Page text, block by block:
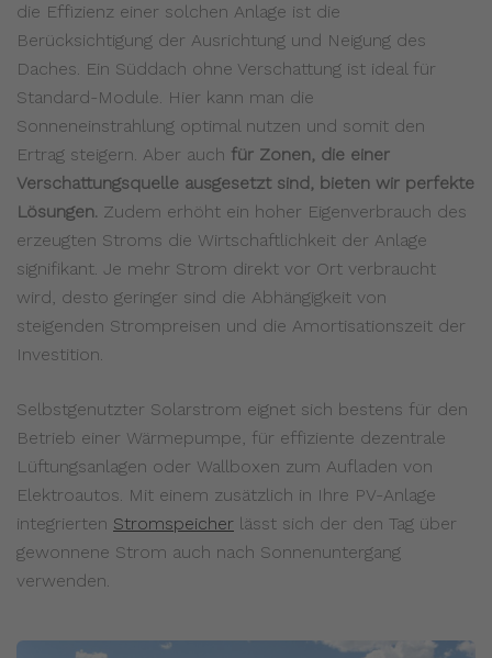
die Effizienz einer solchen Anlage ist die
Berücksichtigung der Ausrichtung und Neigung des
Daches. Ein Süddach ohne Verschattung ist ideal für
Standard-Module. Hier kann man die
Sonneneinstrahlung optimal nutzen und somit den
Ertrag steigern. Aber auch für Zonen, die einer
Verschattungsquelle ausgesetzt sind, bieten wir perfekte
Lösungen. Zudem erhöht ein hoher Eigenverbrauch des
erzeugten Stroms die Wirtschaftlichkeit der Anlage
signifikant. Je mehr Strom direkt vor Ort verbraucht
wird, desto geringer sind die Abhängigkeit von
steigenden Strompreisen und die Amortisationszeit der
Investition.
Selbstgenutzter Solarstrom eignet sich bestens für den
Betrieb einer Wärmepumpe, für effiziente dezentrale
Lüftungsanlagen oder Wallboxen zum Aufladen von
Elektroautos. Mit einem zusätzlich in Ihre PV-Anlage
integrierten Stromspeicher lässt sich der den Tag über
gewonnene Strom auch nach Sonnenuntergang
verwenden.